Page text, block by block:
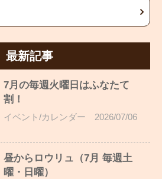
最新記事
7月の毎週火曜日はふなたて
割！
イベント/カレンダー 2026/07/06
昼からロウリュ（7月 毎週土
曜・日曜）